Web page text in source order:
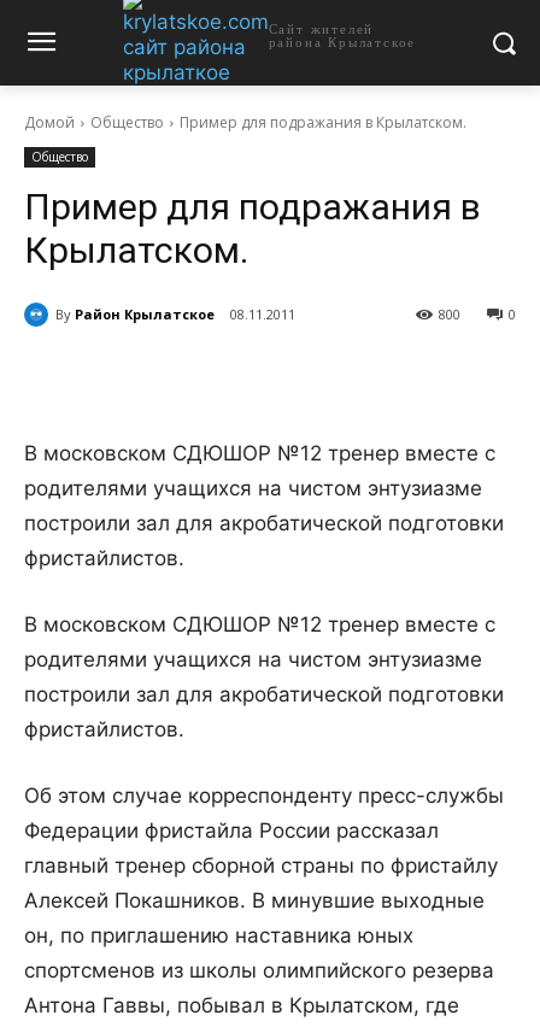
Сайт жителей
района Крылатское
Домой Общество Пример для подражания в Крылатском.
Общество
Пример для подражания в
Крылатском.
By Район Крылатское 08.11.2011 0
800
В московском СДЮШОР №12 тренер вместе с
родителями учащихся на чистом энтузиазме
построили зал для акробатической подготовки
фристайлистов.
В московском СДЮШОР №12 тренер вместе с
родителями учащихся на чистом энтузиазме
построили зал для акробатической подготовки
фристайлистов.
Об этом случае корреспонденту пресс-службы
Федерации фристайла России рассказал
главный тренер сборной страны по фристайлу
Алексей Покашников. В минувшие выходные
он, по приглашению наставника юных
спортсменов из школы олимпийского резерва
Антона Гаввы, побывал в Крылатском, где